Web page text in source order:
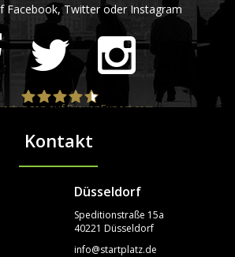
Facebook, Twitter oder Instagram
STARTPLATZ
auf ProvenExpert.com
Kontakt
Düsseldorf
Speditionstraße 15a
40221 Düsseldorf
info@startplatz.de